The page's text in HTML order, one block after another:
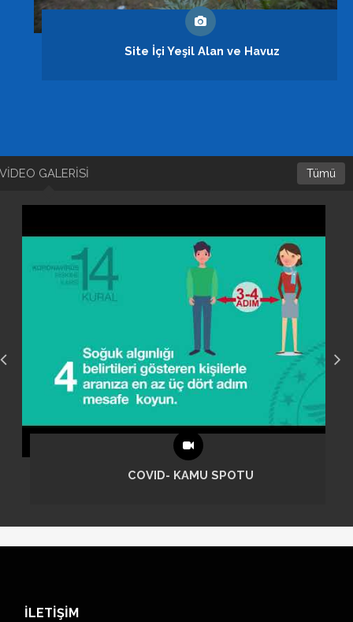
VİDEO GALERİSİ Tümü
COVID 19
İLETİŞİM